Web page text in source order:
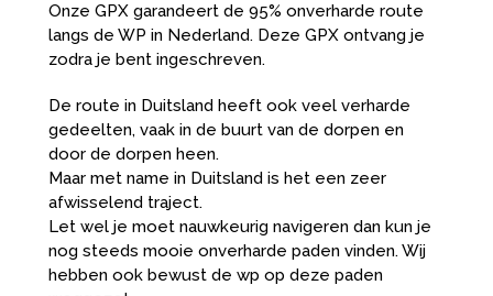
Onze GPX garandeert de 95% onverharde route
langs de WP in Nederland. Deze GPX ontvang je
zodra je bent ingeschreven.
De route in Duitsland heeft ook veel verharde
gedeelten, vaak in de buurt van de dorpen en
door de dorpen heen.
Maar met name in Duitsland is het een zeer
afwisselend traject.
Let wel je moet nauwkeurig navigeren dan kun je
nog steeds mooie onverharde paden vinden. Wij
hebben ook bewust de wp op deze paden